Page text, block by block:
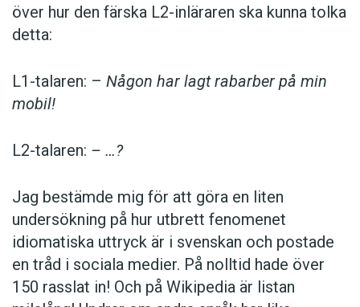
över hur den färska L2-inläraren ska kunna tolka
detta:
L1-talaren: – Någon har lagt rabarber på min
mobil!
L2-talaren: – …?
Jag bestämde mig för att göra en liten
undersökning på hur utbrett fenomenet
idiomatiska uttryck är i svenskan och postade
en tråd i sociala medier. På nolltid hade över
150 rasslat in! Och på Wikipedia är listan